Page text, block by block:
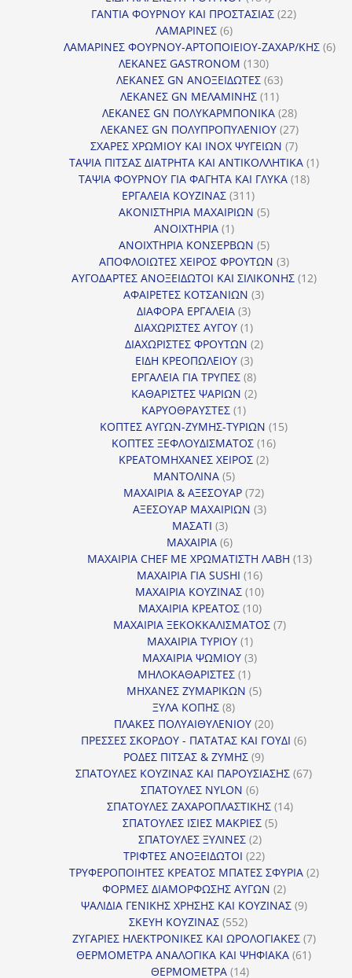
προϊόντα
ΓΑΝΤΙΑ ΦΟΥΡΝΟΥ ΚΑΙ ΠΡΟΣΤΑΣΙΑΣ 2222
ΛΑΜΑΡΙΝΕΣ 66
προϊόντα
ΛΑΜΑΡΙΝΕΣ ΦΟΥΡΝΟΥ-ΑΡΤΟΠΟΙΕΙΟΥ-ΖΑΧΑΡ/ΚΗΣ 66
ΛΕΚΑΝΕΣ GASTRONOM 130130
προϊόντα
ΛΕΚΑΝΕΣ GN ΑΝΟΞΕΙΔΩΤΕΣ 6363
ΛΕΚΑΝΕΣ GN ΜΕΛΑΜΙΝΗΣ 1111
προϊόντα
ΛΕΚΑΝΕΣ GN ΠΟΛΥΚΑΡΜΠΟΝΙΚΑ 2828
προϊόντα
ΛΕΚΑΝΕΣ GN ΠΟΛΥΠΡΟΠΥΛΕΝΙΟΥ 2727
προϊόντα
ΣΧΑΡΕΣ ΧΡΩΜΙΟΥ ΚΑΙ INOX ΨΥΓΕΙΩΝ 77
προϊόντα
ΤΑΨΙΑ ΠΙΤΣΑΣ ΔΙΑΤΡΗΤΑ ΚΑΙ ΑΝΤΙΚΟΛΛΗΤΙΚΑ 11
ΤΑΨΙΑ ΦΟΥΡΝΟΥ ΓΙΑ ΦΑΓΗΤΑ ΚΑΙ ΓΛΥΚΑ 1818
ΕΡΓΑΛΕΙΑ ΚΟΥΖΙΝΑΣ 311311
προϊόντα
ΑΚΟΝΙΣΤΗΡΙΑ ΜΑΧΑΙΡΙΩΝ 55
ΑΝΟΙΧΤΗΡΙΑ 11
προϊόν
ΑΝΟΙΧΤΗΡΙΑ ΚΟΝΣΕΡΒΩΝ 55
προϊόντα
ΑΠΟΦΛΟΙΩΤΕΣ ΧΕΙΡΟΣ ΦΡΟΥΤΩΝ 33
προϊόντα
ΑΥΓΟΔΑΡΤΕΣ ΑΝΟΞΕΙΔΩΤΟΙ ΚΑΙ ΣΙΛΙΚΟΝΗΣ 1212
ΑΦΑΙΡΕΤΕΣ ΚΟΤΣΑΝΙΩΝ 33
ΔΙΑΦΟΡΑ ΕΡΓΑΛΕΙΑ 33
προϊόντα
ΔΙΑΧΩΡΙΣΤΕΣ ΑΥΓΟΥ 11
προϊόν
ΔΙΑΧΩΡΙΣΤΕΣ ΦΡΟΥΤΩΝ 22
ΕΙΔΗ ΚΡΕΟΠΩΛΕΙΟΥ 33
προϊόντα
ΕΡΓΑΛΕΙΑ ΓΙΑ ΤΡΥΠΕΣ 88
προϊόντα
ΚΑΘΑΡΙΣΤΕΣ ΨΑΡΙΩΝ 22
ΚΑΡΥΟΘΡΑΥΣΤΕΣ 11
προϊόν
ΚΟΠΤΕΣ ΑΥΓΩΝ-ΖΥΜΗΣ-ΤΥΡΙΩΝ 1515
ΚΟΠΤΕΣ ΞΕΦΛΟΥΔΙΣΜΑΤΟΣ 1616
ΚΡΕΑΤΟΜΗΧΑΝΕΣ ΧΕΙΡΟΣ 22
ΜΑΝΤΟΛΙΝΑ 55
προϊόντα
ΜΑΧΑΙΡΙΑ & ΑΞΕΣΟΥΑΡ 7272
προϊόντα
ΑΞΕΣΟΥΑΡ ΜΑΧΑΙΡΙΩΝ 33
ΜΑΣΑΤΙ 33
προϊόντα
ΜΑΧΑΙΡΙΑ 66
προϊόντα
ΜΑΧΑΙΡΙΑ CHEF ΜΕ ΧΡΩΜΑΤΙΣΤΗ ΛΑΒΗ 1313
ΜΑΧΑΙΡΙΑ ΓΙΑ SUSHI 1616
προϊόντα
ΜΑΧΑΙΡΙΑ ΚΟΥΖΙΝΑΣ 1010
προϊόντα
ΜΑΧΑΙΡΙΑ ΚΡΕΑΤΟΣ 1010
προϊόντα
ΜΑΧΑΙΡΙΑ ΞΕΚΟΚΚΑΛΙΣΜΑΤΟΣ 77
ΜΑΧΑΙΡΙΑ ΤΥΡΙΟΥ 11
προϊόν
ΜΑΧΑΙΡΙΑ ΨΩΜΙΟΥ 33
ΜΗΛΟΚΑΘΑΡΙΣΤΕΣ 11
προϊόν
ΜΗΧΑΝΕΣ ΖΥΜΑΡΙΚΩΝ 55
ΞΥΛΑ ΚΟΠΗΣ 88
προϊόντα
ΠΛΑΚΕΣ ΠΟΛΥΑΙΘΥΛΕΝΙΟΥ 2020
προϊόντα
ΠΡΕΣΣΕΣ ΣΚΟΡΔΟΥ - ΠΑΤΑΤΑΣ ΚΑΙ ΓΟΥΔΙ 66
ΡΟΔΕΣ ΠΙΤΣΑΣ & ΖΥΜΗΣ 99
προϊόντα
ΣΠΑΤΟΥΛΕΣ ΚΟΥΖΙΝΑΣ ΚΑΙ ΠΑΡΟΥΣΙΑΣΗΣ 6767
ΣΠΑΤΟΥΛΕΣ NYLON 66
προϊόντα
ΣΠΑΤΟΥΛΕΣ ΖΑΧΑΡΟΠΛΑΣΤΙΚΗΣ 1414
ΣΠΑΤΟΥΛΕΣ ΙΣΙΕΣ ΜΑΚΡΙΕΣ 55
ΣΠΑΤΟΥΛΕΣ ΞΥΛΙΝΕΣ 22
προϊόντα
ΤΡΙΦΤΕΣ ΑΝΟΞΕΙΔΩΤΟΙ 2222
προϊόντα
ΤΡΥΦΕΡΟΠΟΙΗΤΕΣ ΚΡΕΑΤΟΣ ΜΠΑΤΕΣ ΣΦΥΡΙΑ 22
ΦΟΡΜΕΣ ΔΙΑΜΟΡΦΩΣΗΣ ΑΥΓΩΝ 22
προϊόντα
ΨΑΛΙΔΙΑ ΓΕΝΙΚΗΣ ΧΡΗΣΗΣ ΚΑΙ ΚΟΥΖΙΝΑΣ 99
ΣΚΕΥΗ ΚΟΥΖΙΝΑΣ 552552
προϊόντα
ΖΥΓΑΡΙΕΣ ΗΛΕΚΤΡΟΝΙΚΕΣ ΚΑΙ ΩΡΟΛΟΓΙΑΚΕΣ 77
ΘΕΡΜΟΜΕΤΡΑ ΑΝΑΛΟΓΙΚΑ ΚΑΙ ΨΗΦΙΑΚΑ 6161
ΘΕΡΜΟΜΕΤΡΑ 1414